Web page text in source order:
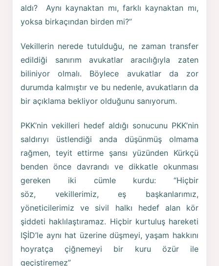
aldı? Aynı kaynaktan mı, farklı kaynaktan mı,
yoksa birkaçından birden mi?”
Vekillerin nerede tutulduğu, ne zaman transfer
edildiği sanırım avukatlar aracılığıyla zaten
biliniyor olmalı. Böylece avukatlar da zor
durumda kalmıştır ve bu nedenle, avukatların da
bir açıklama bekliyor olduğunu sanıyorum.
PKK’nin vekilleri hedef aldığı sonucunu PKK’nin
saldırıyı üstlendiği anda düşünmüş olmama
rağmen, teyit ettirme şansı yüzünden Kürkçü
benden önce davrandı ve dikkatle okunması
gereken iki cümle kurdu: “Hiçbir
söz, vekillerimiz, eş başkanlarımız,
yöneticilerimiz ve sivil halkı hedef alan kör
şiddeti haklılaştıramaz. Hiçbir kurtuluş hareketi
IŞİD’le aynı hat üzerine düşmeyi, yaşam hakkını
hoyratça çiğnemeyi bir kuru özür ile
geçiştiremez”